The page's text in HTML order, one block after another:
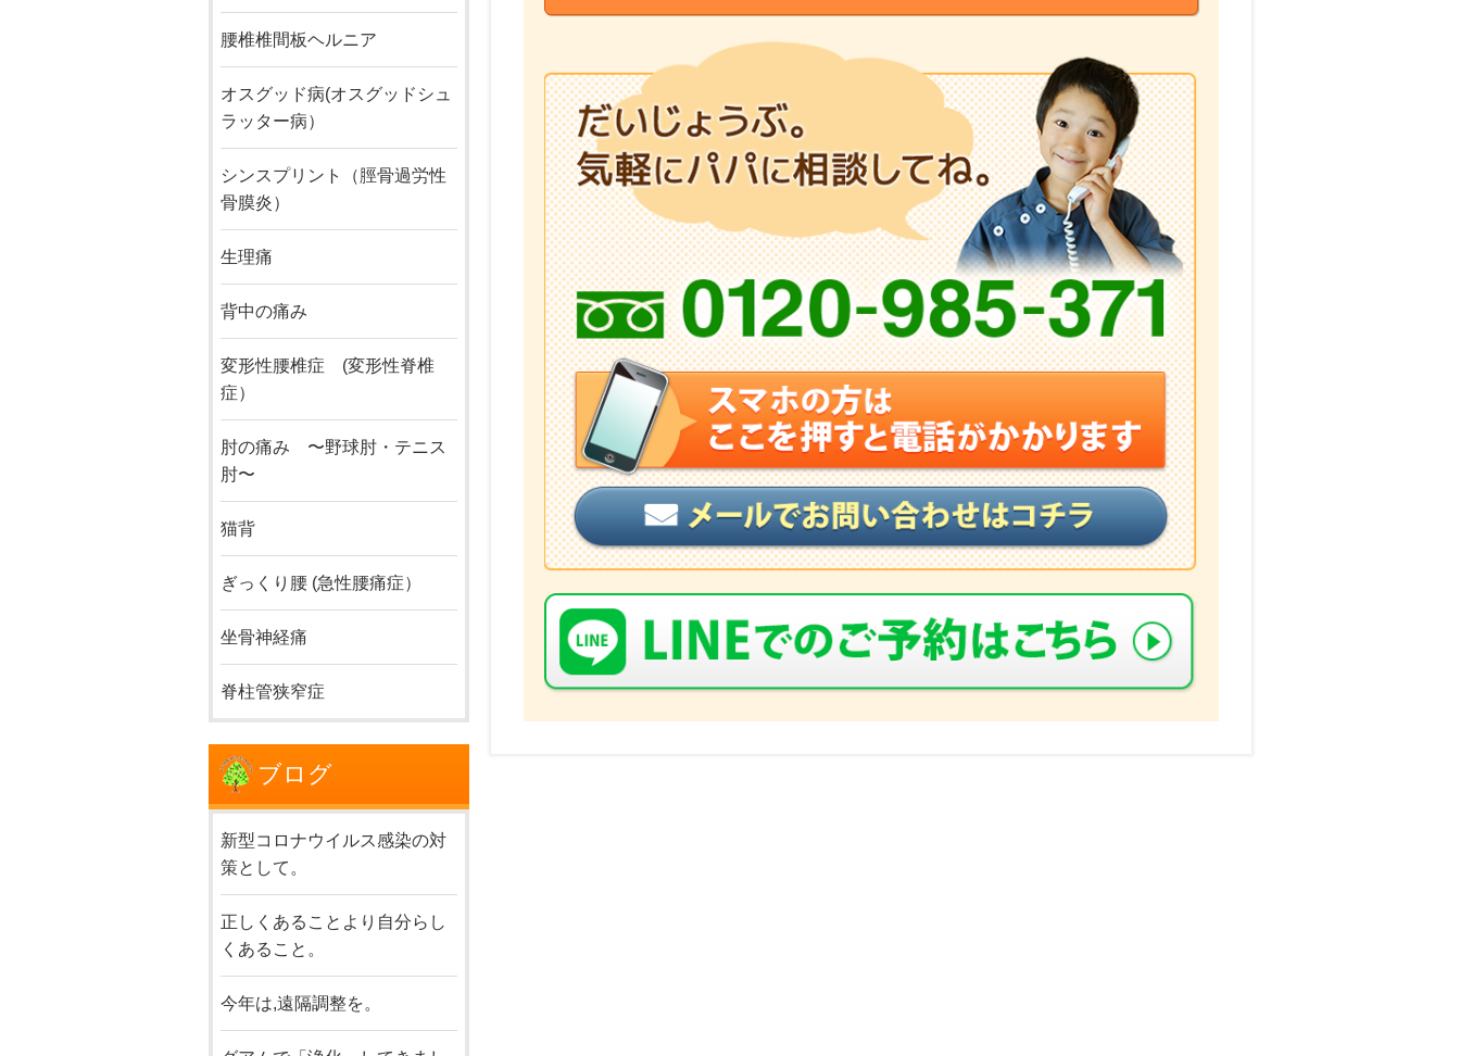
腰椎椎間板ヘルニア
オスグッド病(オスグッドシュ
ラッター病）
シンスプリント（脛骨過労性
骨膜炎）
生理痛
背中の痛み
変形性腰椎症 (変形性脊椎
症）
肘の痛み 〜野球肘・テニス
肘〜
猫背
ぎっくり腰 (急性腰痛症）
坐骨神経痛
脊柱管狭窄症
ブログ
新型コロナウイルス感染の対
策として。
正しくあることより自分らし
くあること。
今年は,遠隔調整を。